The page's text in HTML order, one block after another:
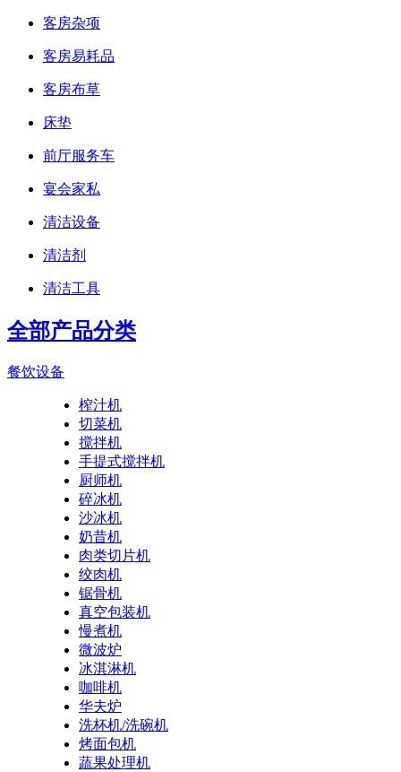
客房杂项
客房易耗品
客房布草
床垫
前厅服务车
宴会家私
清洁设备
清洁剂
清洁工具
全部产品分类
餐饮设备
榨汁机
切菜机
搅拌机
手提式搅拌机
厨师机
碎冰机
沙冰机
奶昔机
肉类切片机
绞肉机
锯骨机
真空包装机
慢煮机
微波炉
冰淇淋机
咖啡机
华夫炉
洗杯机/洗碗机
烤面包机
蔬果处理机